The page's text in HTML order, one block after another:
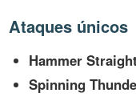
Ataques únicos
Hammer
Spinning